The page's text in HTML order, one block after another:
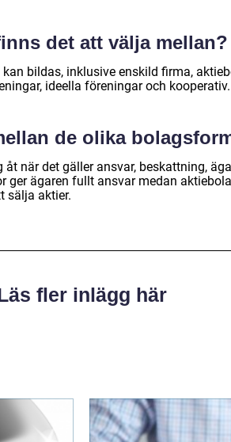
det att välja mellan?
bildas, inklusive enskild firma,
ideella föreningar och kooperativ.
de olika
när det gäller ansvar, beskattning,
ger ägaren fullt ansvar medan
sälja aktier.
fler inlägg här